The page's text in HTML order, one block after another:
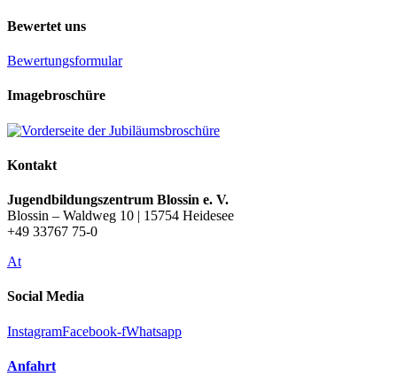
Bewertet uns
Bewertungsformular
Imagebroschüre
Kontakt
Jugendbildungszentrum Blossin e. V.
Blossin – Waldweg 10 | 15754 Heidesee
+49 33767 75-0
At
Social Media
InstagramFacebook-fWhatsapp
Anfahrt